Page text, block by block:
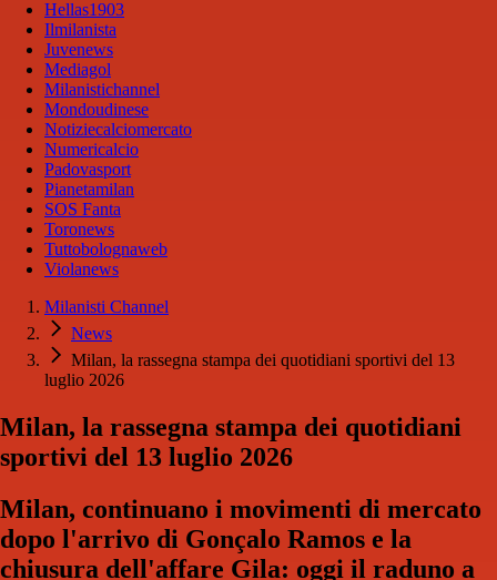
Hellas1903
Ilmilanista
Juvenews
Mediagol
Milanistichannel
Mondoudinese
Notiziecalciomercato
Numericalcio
Padovasport
Pianetamilan
SOS Fanta
Toronews
Tuttobolognaweb
Violanews
Milanisti Channel
News
Milan, la rassegna stampa dei quotidiani sportivi del 13
luglio 2026
Milan, la rassegna stampa dei quotidiani
sportivi del 13 luglio 2026
Milan, continuano i movimenti di mercato
dopo l'arrivo di Gonçalo Ramos e la
chiusura dell'affare Gila: oggi il raduno a